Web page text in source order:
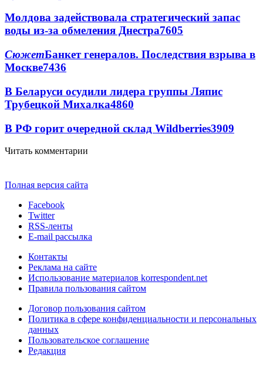
Молдова задействовала стратегический запас
воды из-за обмеления Днестра7605
СюжетБанкет генералов. Последствия взрыва в
Москве7436
В Беларуси осудили лидера группы Ляпис
Трубецкой Михалка4860
В РФ горит очередной склад Wildberries3909
Читать комментарии
Полная версия сайта
Facebook
Twitter
RSS-ленты
E-mail рассылка
Контакты
Реклама на сайте
Использование материалов korrespondent.net
Правила пользования сайтом
Договор пользования сайтом
Политика в сфере конфиденциальности и персональных
данных
Пользовательское соглашение
Редакция